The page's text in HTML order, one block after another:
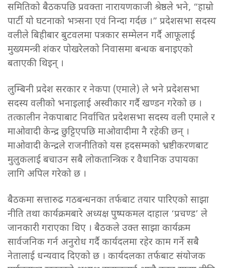
समितिको बैठकपछि प्रवक्ता नारायणकाजी श्रेष्ठले भने, “हाम्रो
पार्टी यो घटनाको भत्र्सना एवं निन्दा गर्दछ ।” प्रदेशसभा सदस्य
वलीले बिहीबार बुटवलमा पत्रकार सम्मेलन गर्दै आफूलाई
मुख्यमन्त्री शंकर पोखरेलको निवासमा बन्धक बनाइएको
बताएकी थिइन् ।
लुम्बिनी प्रदेश सरकार र नेकपा (एमाले) ले भने प्रदेशसभा
सदस्य वलीको भनाइलाई अस्वीकार गर्दै खण्डन गरेको छ ।
तत्कालीन नेकपाबाट निर्वाचित प्रदेशसभा सदस्य वली एमाले र
माओवादी केन्द्र छुट्टिएपछि माओवादीमा नै रहेकी छन् ।
माओवादी केन्द्रले राजनीतिको यस हदसम्मको भ्रष्टीकरणबाट
मुलुकलाई बचाउन सबै लोकतान्त्रिक र वैधानिक उपायका
लागि अपिल गरेको छ ।
बैठकमा सत्तारुढ गठबन्धनका तर्फबाट तयार पारिएको साझा
नीति तथा कार्यक्रमबारे अध्यक्ष पुष्पकमल दाहाल ‘प्रचण्ड’ ले
जानकारी गराएका थिए । बैठकले उक्त साझा कार्यक्रम
सार्वजनिक गर्न अनुरोध गर्दै कार्यदलमा रहेर काम गर्ने सबै
नेतालाई धन्यवाद दिएको छ । कार्यदलका तर्फबाट संयोजक